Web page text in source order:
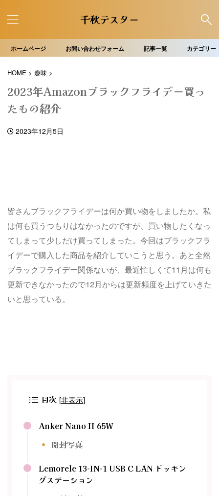
千秋テスター
ホームページ お問い合わせフォーム 記事一覧 カテゴリー
HOME > 趣味 >
2023年Amazonブラックフライデー買っ
たもの紹介
2023年12月5日
皆さんブラックフライデーは何か買い物をしましたか。私
は何も買うつもりはなかったのですが、買い物したくなっ
てしまって少しだけ買ってしまった。今回はブラックフラ
イデーで購入した商品を紹介していこうと思う。あと全然
ブラックフライデー関係ないが、最近忙しくて11月は何も
更新できなかったので12月からは更新頻度を上げていきた
いと思っている。
目次 [非表示]
Anker Nano II 65W
開封写真
Lemorele 13-IN-1 USB C LAN ドッキン
グステーション